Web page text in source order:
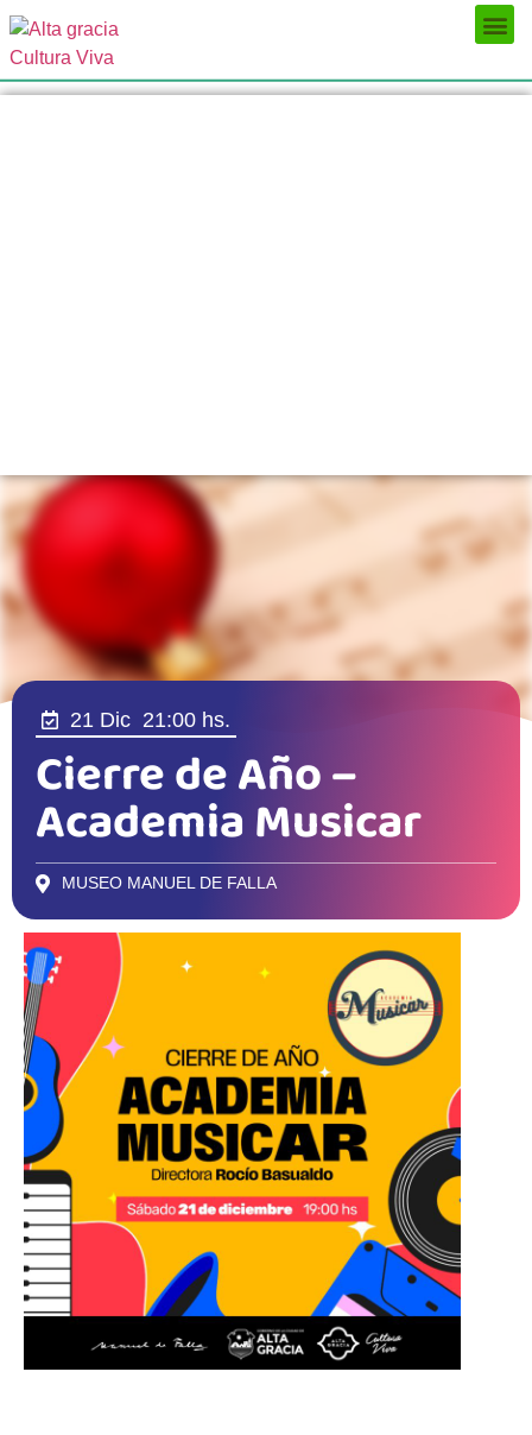
21 Dic 21:00 hs.
Cierre de Año –
Academia Musicar
MUSEO MANUEL DE FALLA